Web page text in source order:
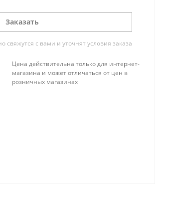
Заказать
с вами и уточнят условия заказа
Цена действительна только для интернет-
магазина и может отличаться от цен в
розничных магазинах